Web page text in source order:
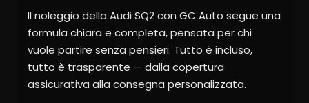
Il noleggio della Audi SQ2 con GC Auto segue una
formula chiara e completa, pensata per chi
vuole partire senza pensieri. Tutto è incluso,
tutto è trasparente — dalla copertura
assicurativa alla consegna personalizzata.